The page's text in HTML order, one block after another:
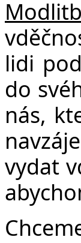
lidi
do
nás,
vydat